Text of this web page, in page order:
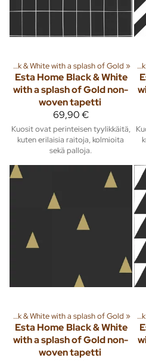
Black & White with a splash of Gold ‪»
Esta Home Black & White
with a splash of Gold non-
woven tapetti
69,90 €
Kuosit ovat perinteisen tyylikkäitä,
kuten erilaisia raitoja, kolmioita
sekä palloja.
ja tuotteita ‪»Sisusta‪»Tapetit‪»
Black & White with a splash of Gold ‪»
Esta Home Black & White
with a splash of Gold non-
woven tapetti
ja tuotteita ‪»Sisusta‪»Tapetit‪»